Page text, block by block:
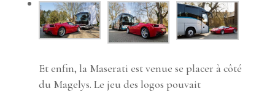
Et enfin, la Maserati est venue se placer à côté
du Magelys. Le jeu des logos pouvait